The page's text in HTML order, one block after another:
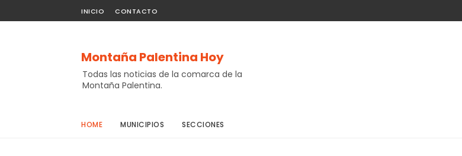
INICIO CONTACTO
Montaña Palentina Hoy
Todas las noticias de la comarca de la
Montaña Palentina.
HOME MUNICIPIOS SECCIONES